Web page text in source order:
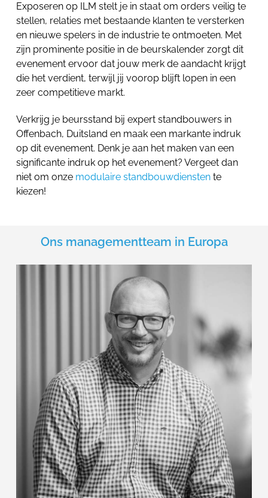
Exposeren op ILM stelt je in staat om orders veilig te
stellen, relaties met bestaande klanten te versterken
en nieuwe spelers in de industrie te ontmoeten. Met
zijn prominente positie in de beurskalender zorgt dit
evenement ervoor dat jouw merk de aandacht krijgt
die het verdient, terwijl jij voorop blijft lopen in een
zeer competitieve markt.
Verkrijg je beursstand bij expert standbouwers in
Offenbach, Duitsland en maak een markante indruk
op dit evenement. Denk je aan het maken van een
significante indruk op het evenement? Vergeet dan
niet om onze modulaire standbouwdiensten te
kiezen!
Ons managementteam in Europa